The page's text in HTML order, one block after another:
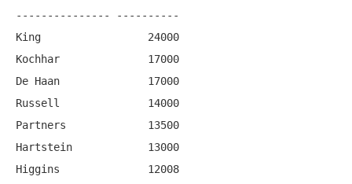
--------------- ----------
King                 24000
Kochhar              17000
De Haan              17000
Russell              14000
Partners             13500
Hartstein            13000
Higgins              12008